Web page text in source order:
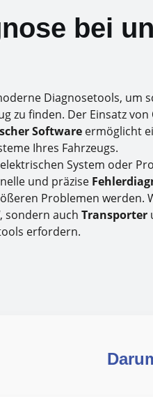
bei
Diagnosetools, um
zu finden. Der Einsatz von
Software ermöglicht
Ihres Fahrzeugs.
System oder
und präzise
Problemen werden.
, sondern auch Transporter
erfordern.